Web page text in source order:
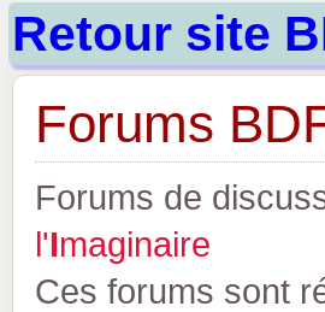
Retour site
Forums
Forums de
l'Imaginaire
Ces forums sont